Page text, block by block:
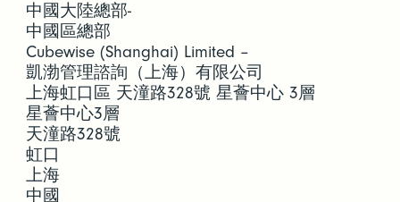
中國大陸總部-
中國區總部
Cubewise (Shanghai) Limited –
凱渤管理諮詢（上海）有限公司
上海虹口區 天潼路328號 星薈中心 3層
星薈中心3層
天潼路328號
虹口
上海
中國